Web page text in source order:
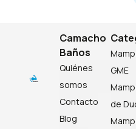
Camacho
Baños
Quiénes
somos
Contacto
Blog
GME
de